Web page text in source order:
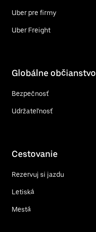
Uber pre firmy
Uber Freight
Globálne občianstvo
Bezpečnosť
Udržateľnosť
Cestovanie
Rezervuj si jazdu
Letiská
Mestá